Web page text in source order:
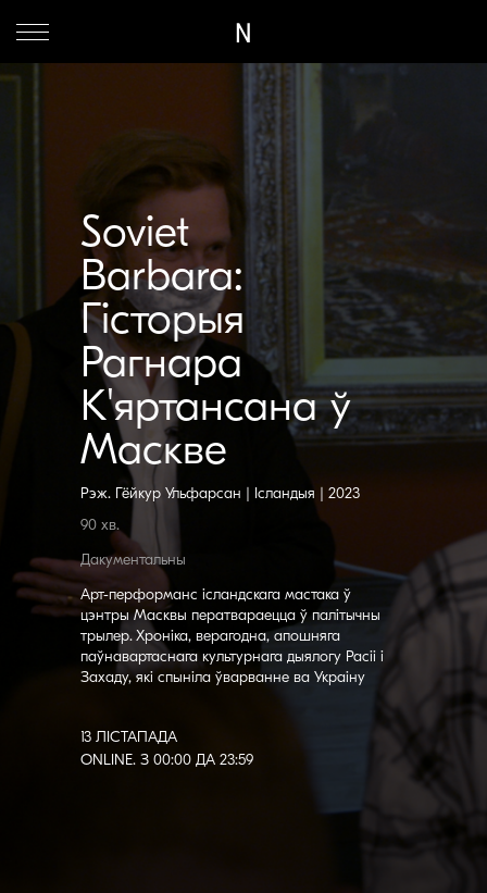
Soviet
Barbara:
Гісторыя
Рагнара
К'яртансана ў
Маскве
Рэж. Гёйкур Ульфарсан | Ісландыя | 2023
Арт-перформанс ісландскага мастака ў
цэнтры Масквы ператвараецца ў палітычны
трылер. Хроніка, верагодна, апошняга
паўнавартаснага культурнага дыялогу Расіі і
Захаду, які спыніла ўварванне ва Украіну
13 ЛІСТАПАДА
ONLINE. З 00:00 ДА 23:59
90 хв.
Дакументальны
Пра фільм